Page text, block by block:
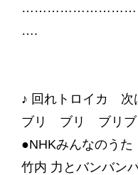
….
♪ 回れトロイカ 次
ブリ ブリ ブリブ
●NHKみんなのうた
竹内 力とバンバン